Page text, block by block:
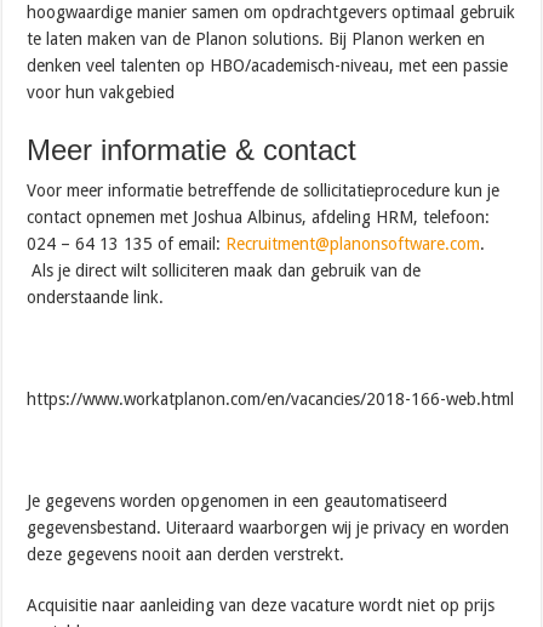
hoogwaardige manier samen om opdrachtgevers optimaal gebruik
te laten maken van de Planon solutions. Bij Planon werken en
denken veel talenten op HBO/academisch-niveau, met een passie
voor hun vakgebied
Meer informatie & contact
Voor meer informatie betreffende de sollicitatieprocedure kun je
contact opnemen met Joshua Albinus, afdeling HRM, telefoon:
024 – 64 13 135 of email: Recruitment@planonsoftware.com.
Als je direct wilt solliciteren maak dan gebruik van de
onderstaande link.
https://www.workatplanon.com/en/vacancies/2018-166-web.html
Je gegevens worden opgenomen in een geautomatiseerd
gegevensbestand. Uiteraard waarborgen wij je privacy en worden
deze gegevens nooit aan derden verstrekt.
Acquisitie naar aanleiding van deze vacature wordt niet op prijs